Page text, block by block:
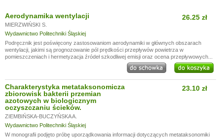
Aerodynamika wentylacji
MIERZWIŃSKI S.
Wydawnictwo Politechniki Śląskiej
26.25 zł
Podręcznik jest poświęcony zastosowaniom aerodynamiki w głównych obszarach
wentylacji, jakimi są prognozowanie pól prędkości przepływów powietrza w
pomieszczeniach i hermetyzacja źródeł szkodliwej emisji oraz ocena przepływowych...
Charakterystyka metataksonomicza
zbiorowisk bakterii przemian
azotowych w biologicznym
oczyszczaniu ścieków.
ZIEMBIŃSKA-BUCZYŃSKA A.
Wydawnictwo Politechniki Śląskiej
23.10 zł
W monografii podjęto próbę uporządkowania informacji dotyczących metataksonomiki